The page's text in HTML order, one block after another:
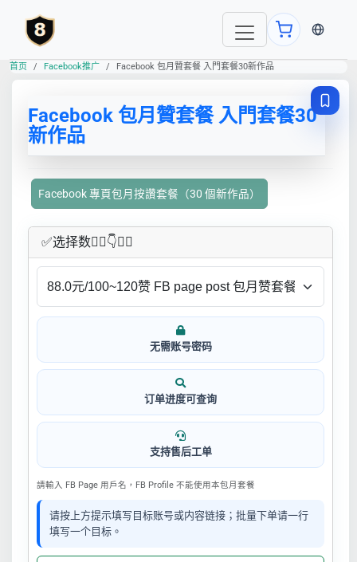
当前语
首页 Facebook推广 Facebook 包月贊套餐 入門套餐30新作品
Facebook 包月贊套餐 入門套餐30
新作品
Facebook 專頁包月按讚套餐（30 個新作品）
✅​选择数👇🏻​​👇👇🏻​​
无需账号密码
订单进度可查询
支持售后工单
請輸入 FB Page 用戶名，FB Profile 不能使用本包月套餐
请按上方提示填写目标账号或内容链接；批量下单请一行
填写一个目标。